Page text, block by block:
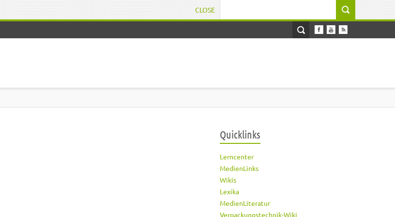
CLOSE
Quicklinks
Lerncenter
MedienLinks
Wikis
Lexika
MedienLiteratur
Verpackungstechnik-Wiki